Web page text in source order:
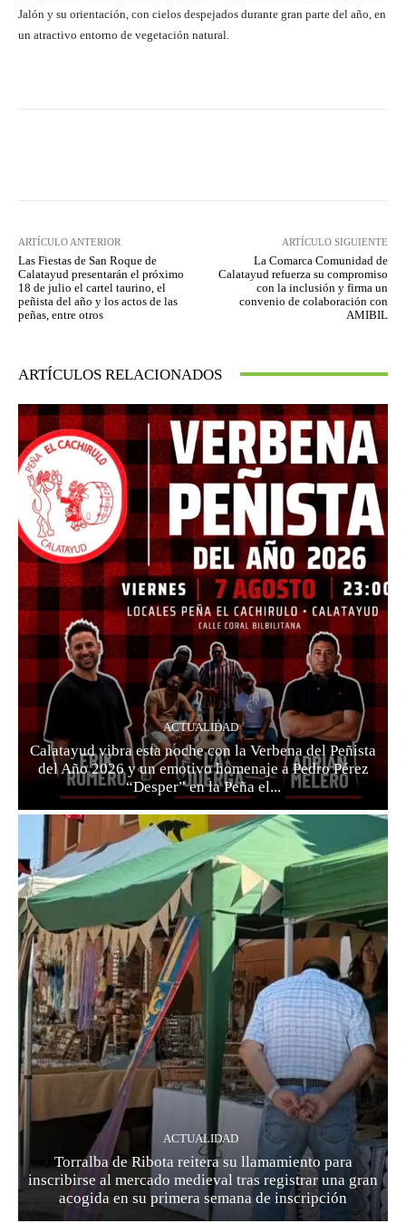
Jalón y su orientación, con cielos despejados durante gran parte del año, en
un atractivo entorno de vegetación natural.
ARTÍCULO ANTERIOR
Las Fiestas de San Roque de
Calatayud presentarán el próximo
18 de julio el cartel taurino, el
peñista del año y los actos de las
peñas, entre otros
ARTÍCULO SIGUIENTE
La Comarca Comunidad de
Calatayud refuerza su compromiso
con la inclusión y firma un
convenio de colaboración con
AMIBIL
ARTÍCULOS RELACIONADOS
ACTUALIDAD
Calatayud vibra esta noche con la Verbena del Peñista
del Año 2026 y un emotivo homenaje a Pedro Pérez
“Desper” en la Peña el...
ACTUALIDAD
Torralba de Ribota reitera su llamamiento para
inscribirse al mercado medieval tras registrar una gran
acogida en su primera semana de inscripción